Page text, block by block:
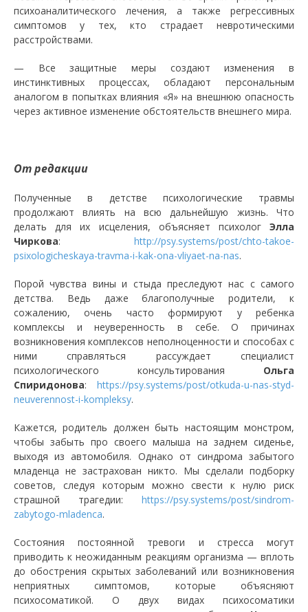
психоаналитического лечения, а также регрессивных
симптомов у тех, кто страдает невротическими
расстройствами.
— Все защитные меры создают изменения в
инстинктивных процессах, обладают персональным
аналогом в попытках влияния «Я» на внешнюю опасность
через активное изменение обстоятельств внешнего мира.
От редакции
Полученные в детстве психологические травмы
продолжают влиять на всю дальнейшую жизнь. Что
делать для их исцеления, объясняет психолог Элла
Чиркова: http://psy.systems/post/chto-takoe-
psixologicheskaya-travma-i-kak-ona-vliyaet-na-nas.
Порой чувства вины и стыда преследуют нас с самого
детства. Ведь даже благополучные родители, к
сожалению, очень часто формируют у ребенка
комплексы и неуверенность в себе. О причинах
возникновения комплексов неполноценности и способах с
ними справляться рассуждает специалист
психологического консультирования Ольга
Спиридонова: https://psy.systems/post/otkuda-u-nas-styd-
neuverennost-i-kompleksy.
Кажется, родитель должен быть настоящим монстром,
чтобы забыть про своего малыша на заднем сиденье,
выходя из автомобиля. Однако от синдрома забытого
младенца не застрахован никто. Мы сделали подборку
советов, следуя которым можно свести к нулю риск
страшной трагедии: https://psy.systems/post/sindrom-
zabytogo-mladenca.
Состояния постоянной тревоги и стресса могут
приводить к неожиданным реакциям организма — вплоть
до обострения скрытых заболеваний или возникновения
неприятных симптомов, которые объясняют
психосоматикой. О двух видах психосоматики